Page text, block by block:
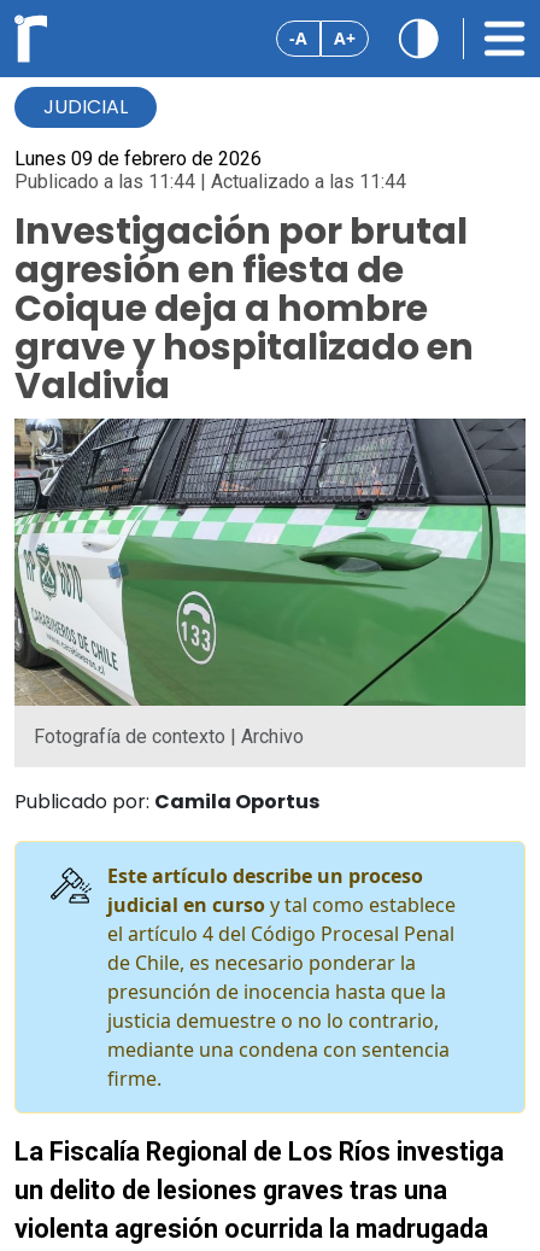
-A A+
JUDICIAL
Lunes 09 de febrero de 2026
Publicado a las 11:44 | Actualizado a las 11:44
Investigación por brutal
agresión en fiesta de
Coique deja a hombre
grave y hospitalizado en
Valdivia
Fotografía de contexto | Archivo
Publicado por: Camila Oportus
Este artículo describe un proceso
judicial en cursoy tal como establece
el artículo 4 del Código Procesal Penal
de Chile, es necesario ponderar la
presunción de inocencia hasta que la
justicia demuestre o no lo contrario,
mediante una condena con sentencia
firme.
La Fiscalía Regional de Los Ríos investiga
un delito de lesiones graves tras una
violenta agresión ocurrida la madrugada